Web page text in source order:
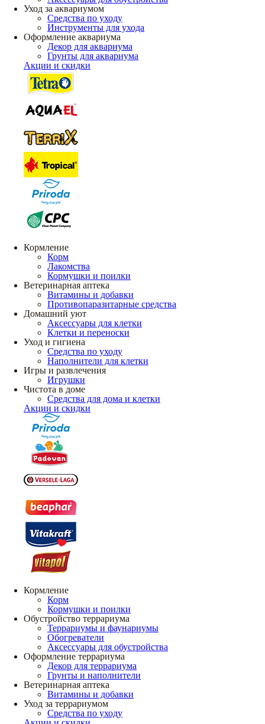
Уход за аквариумом
Средства по уходу
Инструменты для ухода
Оформление аквариума
Декор для аквариума
Грунты для аквариума
Акции и скидки
Кормление
Корм
Лакомства
Кормушки и поилки
Ветеринарная аптека
Витамины и добавки
Противопаразитарные средства
Домашний уют
Аксессуары для клетки
Клетки и переноски
Уход и гигиена
Средства по уходу
Наполнители для клетки
Игры и развлечения
Игрушки
Чистота в доме
Средства для дома и клетки
Акции и скидки
Кормление
Корм
Кормушки и поилки
Обустройство террариума
Террариумы и фаунариумы
Обогреватели
Аксессуары для обустройства
Оформление террариума
Декор для террариума
Грунты и наполнители
Ветеринарная аптека
Витамины и добавки
Уход за террариумом
Средства по уходу